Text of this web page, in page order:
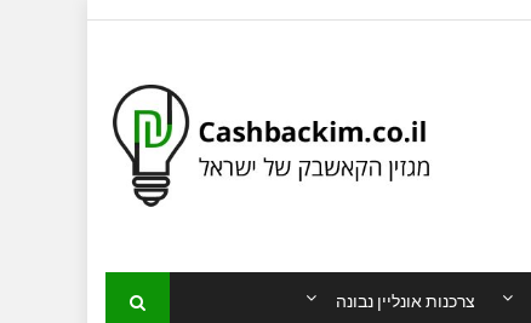
צרכנות אונליין נבונה